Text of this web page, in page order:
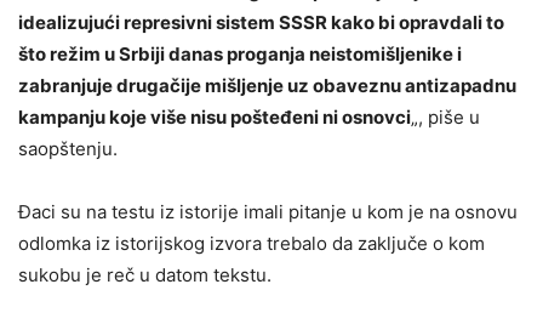
idealizujući represivni sistem SSSR kako bi opravdali to
što režim u Srbiji danas proganja neistomišljenike i
zabranjuje drugačije mišljenje uz obaveznu antizapadnu
kampanju koje više nisu pošteđeni ni osnovci„, piše u
saopštenju.
Đaci su na testu iz istorije imali pitanje u kom je na osnovu
odlomka iz istorijskog izvora trebalo da zaključe o kom
sukobu je reč u datom tekstu.